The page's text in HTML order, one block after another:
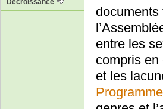
Décroissance
entre les
compris en
et les